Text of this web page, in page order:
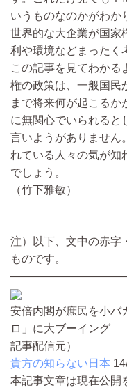
いうものなのかがわか
世界的な大企業が国家
利や環境などまったく
この記事を見てわかる
権の政策は、一般国民
まで将来何が起こるか
に無関心でいられると
言いようがありません
れている人々の気が知
でしょう。
（竹下雅敏）
注）以下、文中の赤字
ものです。
安倍内閣が庶民を小バ
ロ」に大ブーイング
記事配信元）
貴方の知らない日本
本記事文章は現在公開